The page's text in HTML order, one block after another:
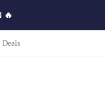
🔥
Deals